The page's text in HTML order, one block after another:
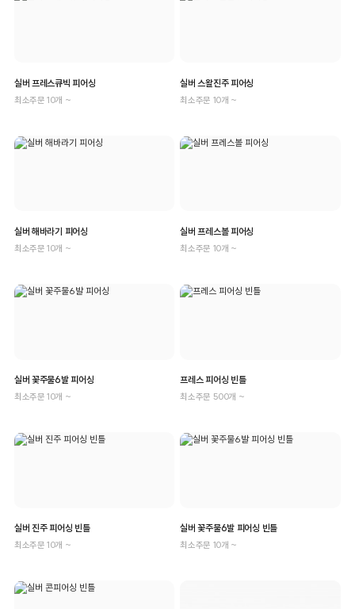
실버 프레스큐빅 피어싱
최소주문 10개 ~
실버 스왈진주 피어싱
최소주문 10개 ~
실버 해바라기 피어싱
최소주문 10개 ~
실버 프레스볼 피어싱
최소주문 10개 ~
실버 꽃주물6발 피어싱
최소주문 10개 ~
프레스 피어싱 빈틀
최소주문 500개 ~
실버 진주 피어싱 빈틀
최소주문 10개 ~
실버 꽃주물6발 피어싱 빈틀
최소주문 10개 ~